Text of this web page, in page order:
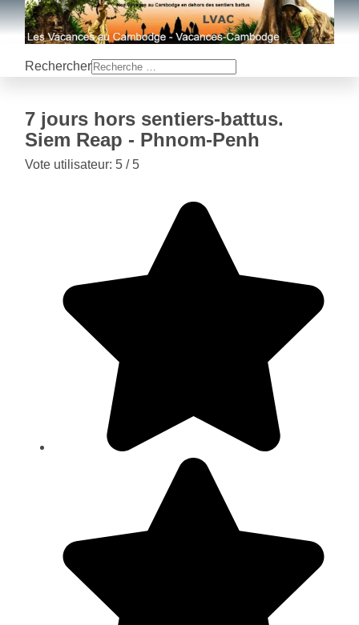
Rechercher
7 jours hors sentiers-battus.
Siem Reap - Phnom-Penh
Vote utilisateur: 5 / 5